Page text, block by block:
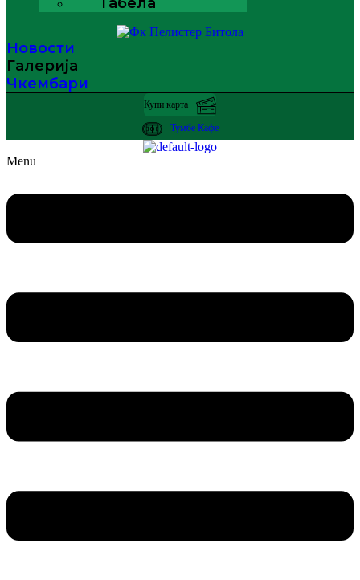
Новости
Галерија
Чкембари
Купи карта
Тумбе Кафе
Menu